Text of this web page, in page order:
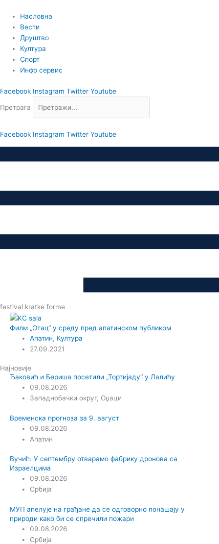
садржај
Насловна
Вести
Друштво
Култура
Спорт
Инфо сервис
Facebook Instagram Twitter Youtube
Претрага
Facebook Instagram Twitter Youtube
festival kratke forme
Филм „Отац“ у среду пред апатинском публиком
Апатин, Култура
27.09.2021
Најновије
Ђаковић и Бериша посетили „Тортијаду“ у Лалићу
09.08.2026
Западнобачки округ, Оџаци
Временска прогноза за 9. август
09.08.2026
Апатин
Вучић: У септембру отварамо фабрику дронова са
Израелцима
09.08.2026
Србија
МУП апелује на грађане да се одговорно понашају у
природи како би се спречили пожари
09.08.2026
Србија